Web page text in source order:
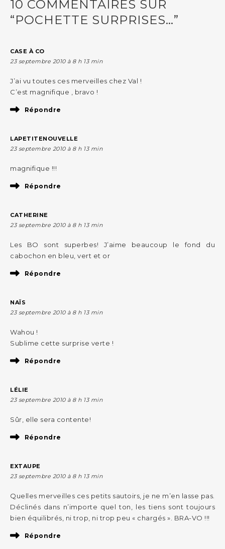
10 COMMENTAIRES SUR
“POCHETTE SURPRISES…”
CASE À CO
23 septembre 2010 à 8 h 13 min
J’ai vu toutes ces merveilles chez Val !
C’est magnifique , bravo !
Répondre
LAPETITENOUVELLE
23 septembre 2010 à 8 h 13 min
magnifique !!!
Répondre
CATHERINE
23 septembre 2010 à 8 h 13 min
Les BO sont superbes! J’aime beaucoup le fond du
cabochon en bleu, vert et or
Répondre
NAÏS
23 septembre 2010 à 8 h 13 min
Wahou !
Sublime cette surprise verte !
Répondre
LÉLIE
23 septembre 2010 à 8 h 13 min
Sûr, elle sera contente!
Répondre
EXTAUPE
23 septembre 2010 à 8 h 13 min
Quelles merveilles ces petits sautoirs, je ne m’en lasse pas.
Déclinés dans n’importe quel ton, les tiens sont toujours
bien équilibrés, ni trop, ni trop peu « chargés ». BRA-VO !!!
Répondre